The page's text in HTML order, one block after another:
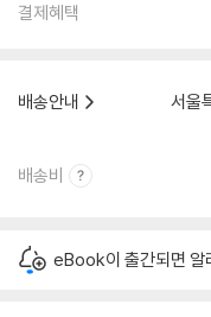
결제혜택
배송안내
서울
배송비
eBook이 출간되면 알